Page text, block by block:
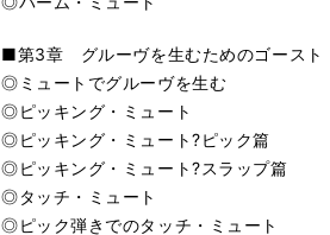
■第3章 グルーヴを生むためのゴースト
◎ミュートでグルーヴを生む
◎ピッキング・ミュート
◎ピッキング・ミュート?ピック篇
◎ピッキング・ミュート?スラップ篇
◎タッチ・ミュート
◎ピック弾きでのタッチ・ミュート